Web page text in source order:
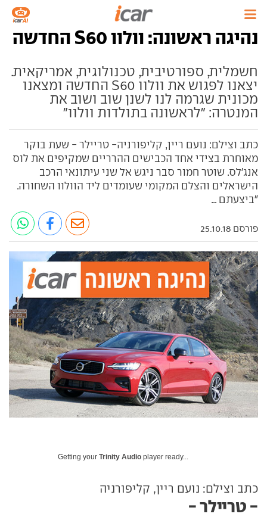
נהיגה ראשונה: וולוו S60 החדשה
חשמלית, ספורטיבית, טכנולוגית, אמריקאית.
יצאנו לפגוש את וולוו S60 החדשה ומצאנו
מכונית שגרמה לנו לשנן שוב ושוב את
המנטרה: "לראשונה בתולדות וולוו"
כתב וצילם: נועם ריין, קליפורניה- טריילר - שעת בוקר
מאוחרת בצידי אחד הכבישים ההרריים שמקיפים את לוס
אנג'לס. שוטר חמור סבר ניגש אל שני עיתונאי הרכב
הישראלים והצלם המקומי שעומדים ליד הוולוו השחורה.
"ביצעתם ...
פורסם 25.10.18
Getting your Trinity Audio player ready...
כתב וצילם: נועם ריין, קליפורניה
- טריילר -